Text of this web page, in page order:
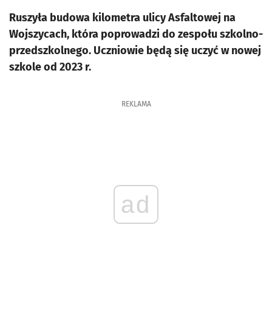
Ruszyła budowa kilometra ulicy Asfaltowej na
Wojszycach, która poprowadzi do zespołu szkolno-
przedszkolnego. Uczniowie będą się uczyć w nowej
szkole od 2023 r.
REKLAMA
ad